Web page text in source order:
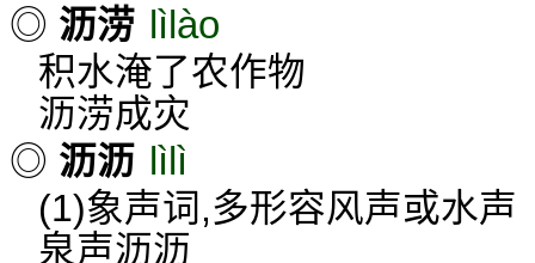
◎ 沥涝 lìlào
积水淹了农作物
沥涝成灾
◎ 沥沥 lìlì
(1)象声词,多形容风声或水声
泉声沥沥